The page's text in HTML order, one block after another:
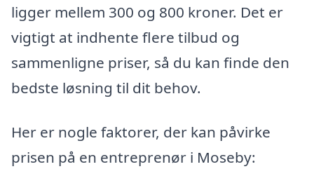
ligger mellem 300 og 800 kroner. Det er
vigtigt at indhente flere tilbud og
sammenligne priser, så du kan finde den
bedste løsning til dit behov.
Her er nogle faktorer, der kan påvirke
prisen på en entreprenør i Moseby: